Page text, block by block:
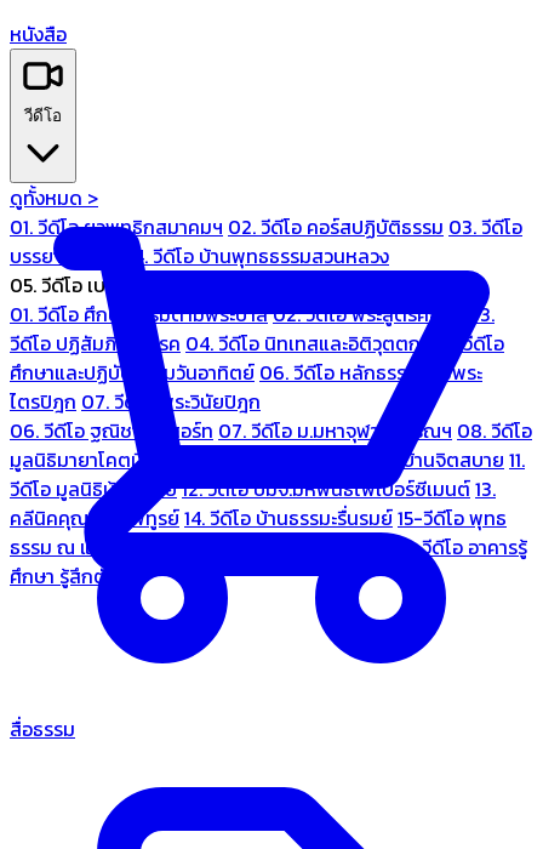
หนังสือ
วีดีโอ
ดูทั้งหมด >
01. วีดีโอ ยุวพุทธิกสมาคมฯ 02. วีดีโอ คอร์สปฏิบัติธรรม 03. วีดีโอ
บรรยายทั่วไป
04. วีดีโอ บ้านพุทธธรรมสวนหลวง
05. วีดีโอ เบนซ์ทองหล่อ
01. วีดีโอ ศึกษาธรรมตามพระบาลี02. วีดีโอ พระสูตรศึกษา
03.
วีดีโอ ปฏิสัมภิทามรรค 04. วีดีโอ นิทเทสและอิติวุตตกะ
05. วีดีโอ
ศึกษาและปฏิบัติธรรมวันอาทิตย์ 06. วีดีโอ หลักธรรมตามพระ
ไตรปิฎก 07. วีดีโอ พระวินัยปิฎก
06. วีดีโอ ฐณิชาฌ์รีสอร์ท 07. วีดีโอ ม.มหาจุฬาลงกรณฯ 08. วีดีโอ
มูลนิธิมายาโคตมี
10. วีดีโอ บ้านจิตสบาย 11.
วีดีโอ มูลนิธิบ้านอารีย์12. วีดีโอ บมจ.มหพันธ์ไฟเบอร์ซีเมนต์13.
คลีนิคคุณหมอไพทูรย์14. วีดีโอ บ้านธรรมะรื่นรมย์15-วีดีโอ พุทธ
ธรรม ณ แดนพุทธภูมิ
19. วีดีโอ อาคารรู้
ศึกษา รู้สึกตัว
สื่อธรรม